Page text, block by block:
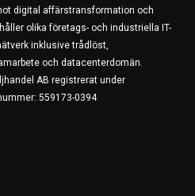
digital affärstransformation och
olika företags- och industriella IT-
inklusive trådlöst,
och datacenterdomän.
AB registrerat under
559173-0394